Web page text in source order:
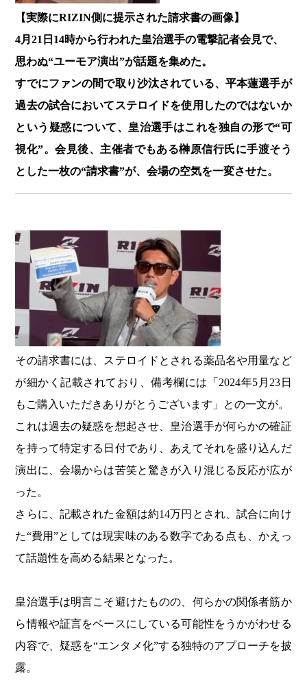
【実際にRIZIN側に提示された請求書の画像】
4月21日14時から行われた皇治選手の電撃記者会見で、
思わぬ“ユーモア演出”が話題を集めた。
すでにファンの間で取り沙汰されている、平本蓮選手が
過去の試合においてステロイドを使用したのではないか
という疑惑について、皇治選手はこれを独自の形で“可
視化”。会見後、主催者でもある榊原信行氏に手渡そう
とした一枚の“請求書”が、会場の空気を一変させた。
その請求書には、ステロイドとされる薬品名や用量など
が細かく記載されており、備考欄には「2024年5月23日
もご購入いただきありがとうございます」との一文が。
これは過去の疑惑を想起させ、皇治選手が何らかの確証
を持って特定する日付であり、あえてそれを盛り込んだ
演出に、会場からは苦笑と驚きが入り混じる反応が広が
った。
さらに、記載された金額は約14万円とされ、試合に向け
た“費用”としては現実味のある数字である点も、かえっ
て話題性を高める結果となった。
皇治選手は明言こそ避けたものの、何らかの関係者筋か
ら情報や証言をベースにしている可能性をうかがわせる
内容で、疑惑を“エンタメ化”する独特のアプローチを披
露。